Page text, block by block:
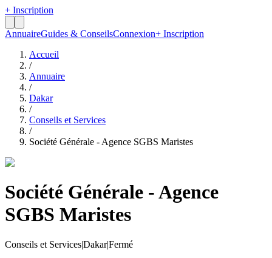
+ Inscription
AnnuaireGuides & ConseilsConnexion+ Inscription
Accueil
/
Annuaire
/
Dakar
/
Conseils et Services
/
Société Générale - Agence SGBS Maristes
Société Générale - Agence
SGBS Maristes
Conseils et Services|Dakar|Fermé